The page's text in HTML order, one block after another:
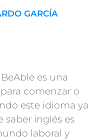
GARCÍA
es una
comenzar o
este idioma ya
inglés es
laboral y